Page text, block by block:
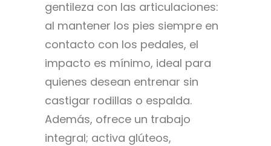
gentileza con las articulaciones:
al mantener los pies siempre en
contacto con los pedales, el
impacto es mínimo, ideal para
quienes desean entrenar sin
castigar rodillas o espalda.
Además, ofrece un trabajo
integral; activa glúteos,